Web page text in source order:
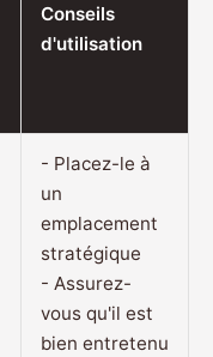
Conseils
d'utilisation
- Placez-le à
un
emplacement
stratégique
- Assurez-
vous qu'il est
bien entretenu